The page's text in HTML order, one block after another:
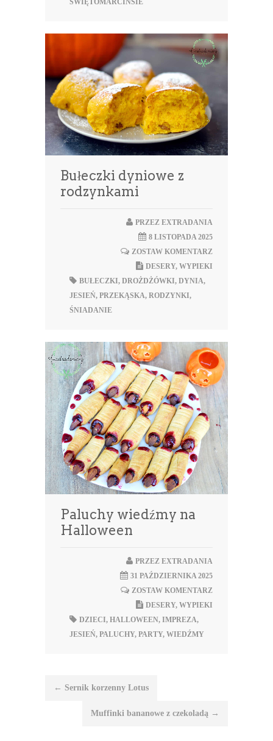
ŚWIĘTOMARCIŃSIE
Bułeczki dyniowe z
rodzynkami
PRZEZ EXTRADANIA
8 LISTOPADA 2025
ZOSTAW KOMENTARZ
DESERY, WYPIEKI
BUŁECZKI, DROŻDŻÓWKI, DYNIA,
JESIEŃ, PRZEKĄSKA, RODZYNKI,
ŚNIADANIE
Paluchy wiedźmy na
Halloween
PRZEZ EXTRADANIA
31 PAŹDZIERNIKA 2025
ZOSTAW KOMENTARZ
DESERY, WYPIEKI
DZIECI, HALLOWEEN, IMPREZA,
JESIEŃ, PALUCHY, PARTY, WIEDŹMY
Nawigacja
← Sernik korzenny Lotus
Muffinki bananowe z czekoladą →